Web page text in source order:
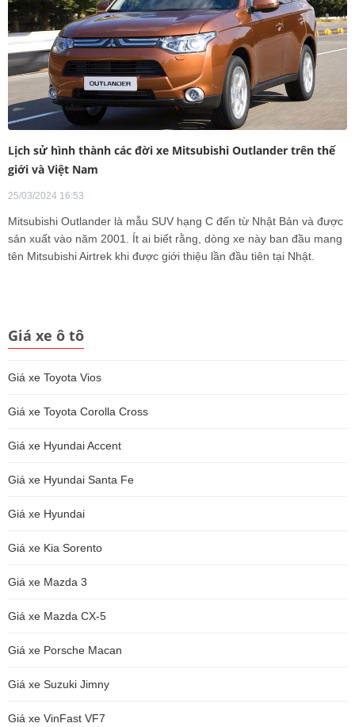
Lịch sử hình thành các đời xe Mitsubishi Outlander trên thế
giới và Việt Nam
25/03/2024 16:53
Mitsubishi Outlander là mẫu SUV hạng C đến từ Nhật Bản và được
sản xuất vào năm 2001. Ít ai biết rằng, dòng xe này ban đầu mang
tên Mitsubishi Airtrek khi được giới thiệu lần đầu tiên tại Nhật.
Giá xe ô tô
Giá xe Toyota Vios
Giá xe Toyota Corolla Cross
Giá xe Hyundai Accent
Giá xe Hyundai Santa Fe
Giá xe Hyundai
Giá xe Kia Sorento
Giá xe Mazda 3
Giá xe Mazda CX-5
Giá xe Porsche Macan
Giá xe Suzuki Jimny
Giá xe VinFast VF7